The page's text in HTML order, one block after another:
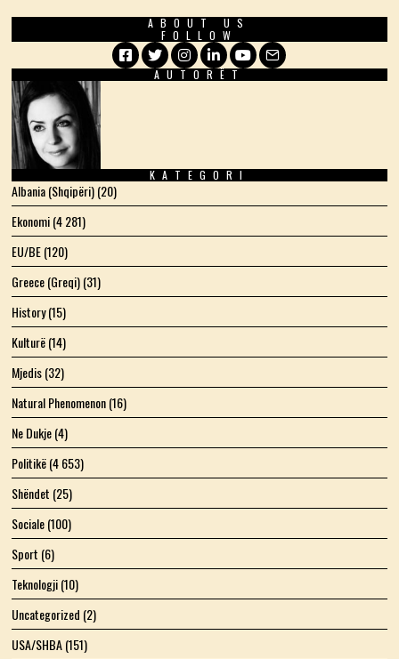
ABOUT US
FOLLOW
Facebook
TwitterInstagram
LinkedIn
YouTube
Email
AUTORËT
KATEGORI
Albania (Shqipëri)(20)
Ekonomi(4 281)
EU/BE(120)
Greece (Greqi)(31)
History(15)
Kulturë(14)
Mjedis(32)
Natural Phenomenon(16)
Ne Dukje(4)
Politikë(4 653)
Shëndet (25)
Sociale(100)
Sport (6)
Teknologji(10)
Uncategorized (2)
USA/SHBA(151)